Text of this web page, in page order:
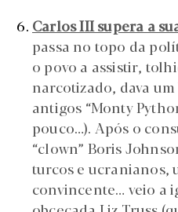
Carlos III supera a
passa no topo da
o povo a assistir,
narcotizado, dava
antigos “Monty
pouco…). Após o
“clown” Boris
turcos e ucranianos,
convincente… veio a